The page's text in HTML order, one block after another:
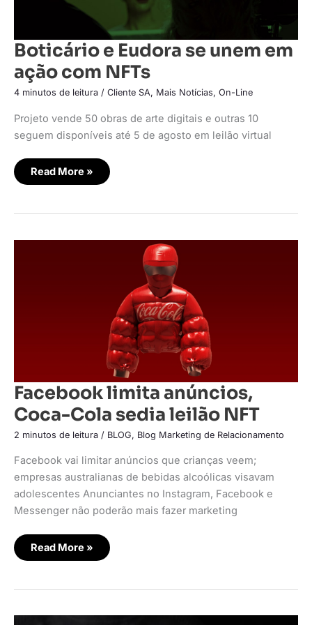
Boticário e Eudora se unem em
ação com NFTs
4 minutos de leitura / Cliente SA, Mais Notícias, On-Line
Projeto vende 50 obras de arte digitais e outras 10
seguem disponíveis até 5 de agosto em leilão virtual
Read More »
Facebook limita anúncios,
Coca-Cola sedia leilão NFT
2 minutos de leitura / BLOG, Blog Marketing de Relacionamento
Facebook vai limitar anúncios que crianças veem;
empresas australianas de bebidas alcoólicas visavam
adolescentes Anunciantes no Instagram, Facebook e
Messenger não poderão mais fazer marketing
Facebook
Read More »